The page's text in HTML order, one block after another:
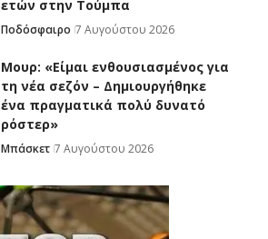
ετών στην Τούμπα
Ποδόσφαιρο 7 Αυγούστου 2026
Μουρ: «Είμαι ενθουσιασμένος για
τη νέα σεζόν – Δημιουργήθηκε
ένα πραγματικά πολύ δυνατό
ρόστερ»
Μπάσκετ 7 Αυγούστου 2026